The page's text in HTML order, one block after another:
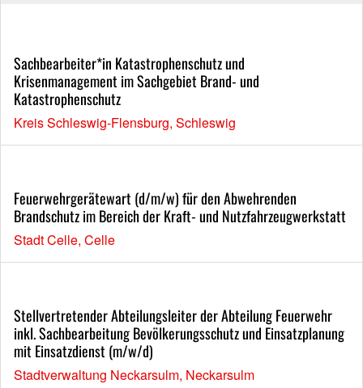
Sachbearbeiter*in Katastrophenschutz und
Krisenmanagement im Sachgebiet Brand- und
Katastrophenschutz
Kreis Schleswig-Flensburg, Schleswig
Feuerwehrgerätewart (d/m/w) für den Abwehrenden
Brandschutz im Bereich der Kraft- und Nutzfahrzeugwerkstatt
Stadt Celle, Celle
Stellvertretender Abteilungsleiter der Abteilung Feuerwehr
inkl. Sachbearbeitung Bevölkerungsschutz und Einsatzplanung
mit Einsatzdienst (m/w/d)
Stadtverwaltung Neckarsulm, Neckarsulm